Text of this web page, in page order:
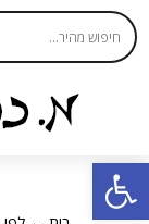
פתח סרגל נגישות